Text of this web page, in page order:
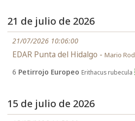
21 de julio de 2026
21/07/2026 10:06:00
EDAR Punta del Hidalgo - Mario
6 Petirrojo Europeo Erithacus rubecula
15 de julio de 2026